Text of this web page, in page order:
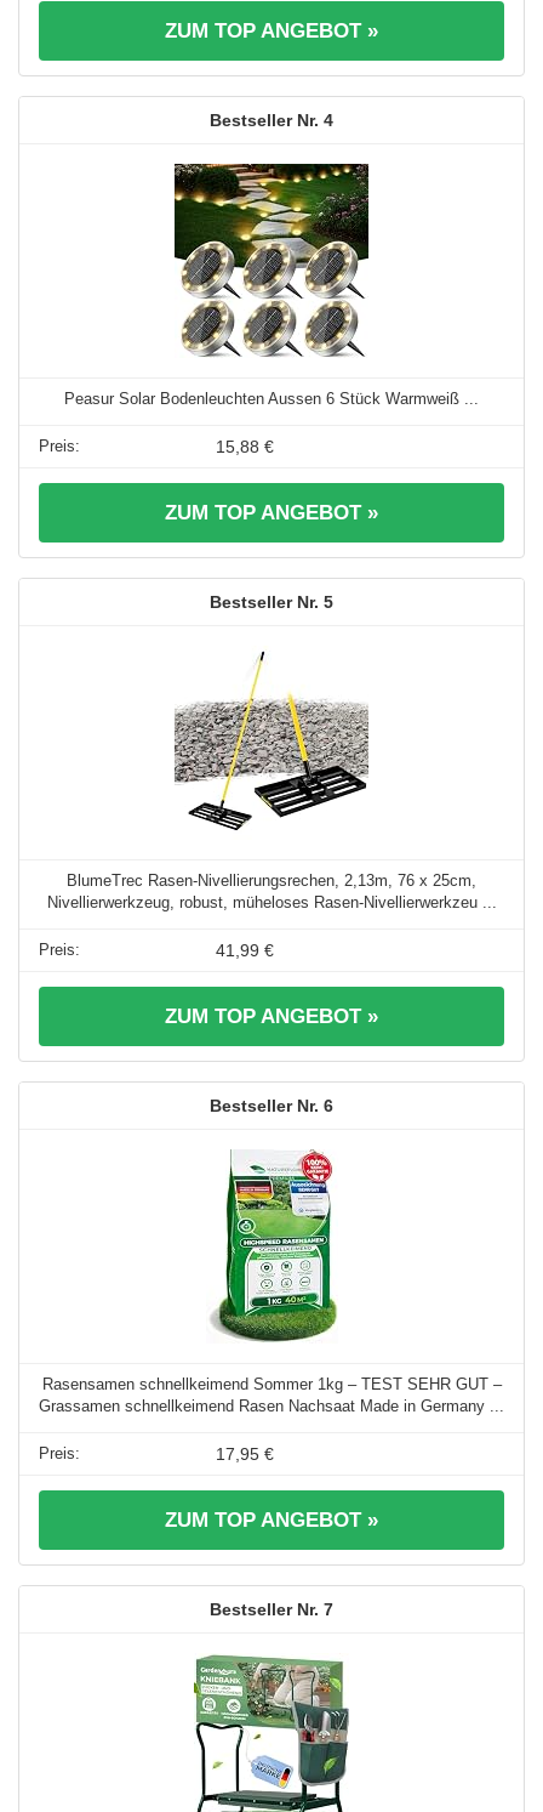
ZUM TOP ANGEBOT »
4
Peasur Solar Bodenleuchten Aussen 6 Stück Warmweiß ...
15,88 €
ZUM TOP ANGEBOT »
5
BlumeTrec Rasen-Nivellierungsrechen, 2,13m, 76 x 25cm,
Nivellierwerkzeug, robust, müheloses Rasen-Nivellierwerkzeu ...
41,99 €
ZUM TOP ANGEBOT »
6
Rasensamen schnellkeimend Sommer 1kg – TEST SEHR GUT –
Grassamen schnellkeimend Rasen Nachsaat Made in Germany ...
17,95 €
ZUM TOP ANGEBOT »
7